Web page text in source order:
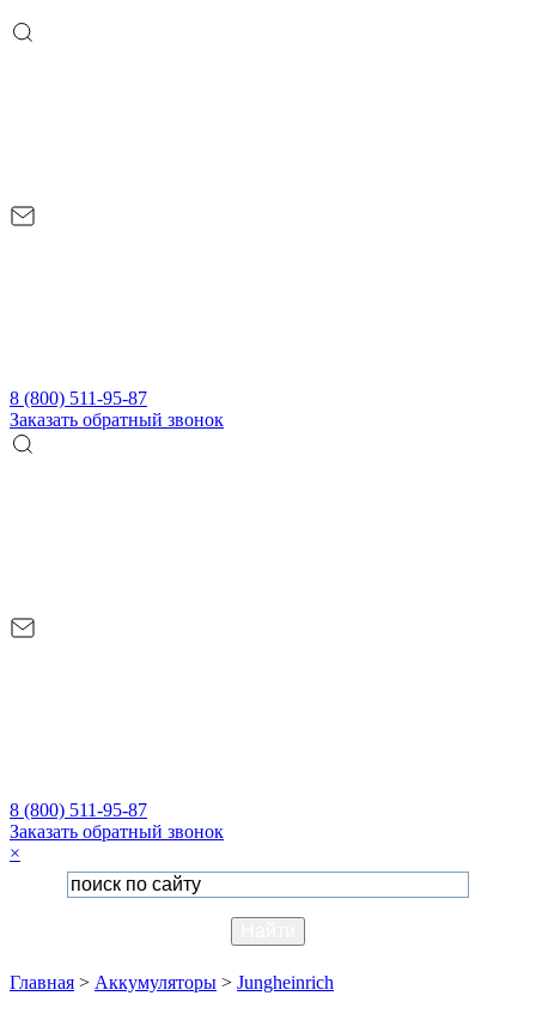
8 (800) 511-95-87
Заказать обратный звонок
8 (800) 511-95-87
Заказать обратный звонок
×
Главная > Аккумуляторы > Jungheinrich